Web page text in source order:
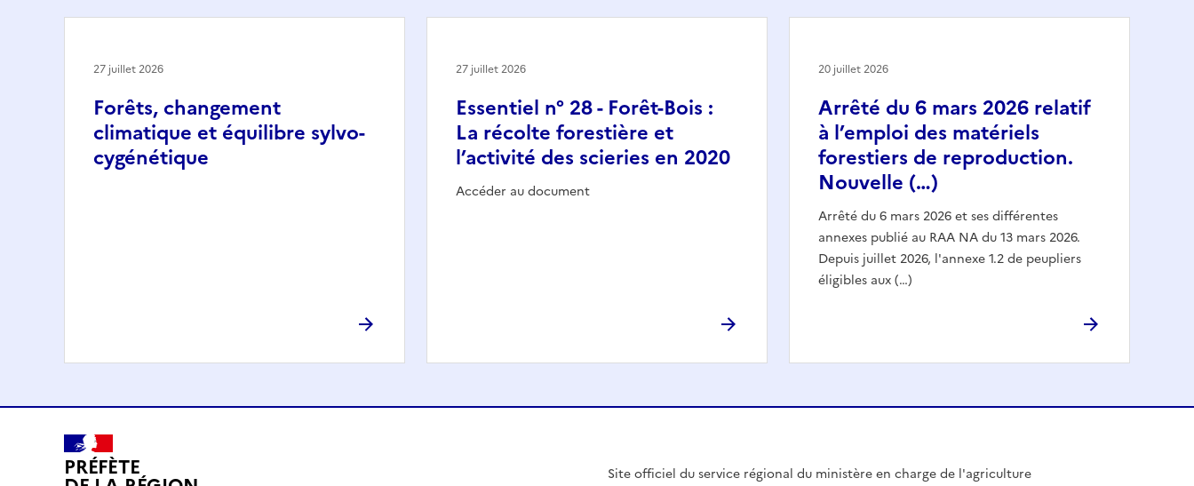
Forêts, changement
climatique et équilibre sylvo-
cygénétique
27 juillet 2026
Essentiel n° 28 - Forêt-Bois :
La récolte forestière et
l’activité des scieries en 2020
Accéder au document
27 juillet 2026
Arrêté du 6 mars 2026 relatif
à l’emploi des matériels
forestiers de reproduction.
Nouvelle (…)
Arrêté du 6 mars 2026 et ses différentes
annexes publié au RAA NA du 13 mars 2026.
Depuis juillet 2026, l'annexe 1.2 de peupliers
éligibles aux (…)
20 juillet 2026
PRÉFÈTE Site officiel du service régional du ministère en charge de l'agriculture